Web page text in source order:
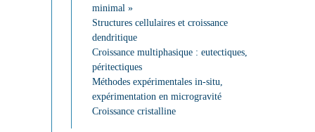
minimal »
Structures cellulaires et croissance
dendritique
Croissance multiphasique : eutectiques,
péritectiques
Méthodes expérimentales in-situ,
expérimentation en microgravité
Croissance cristalline